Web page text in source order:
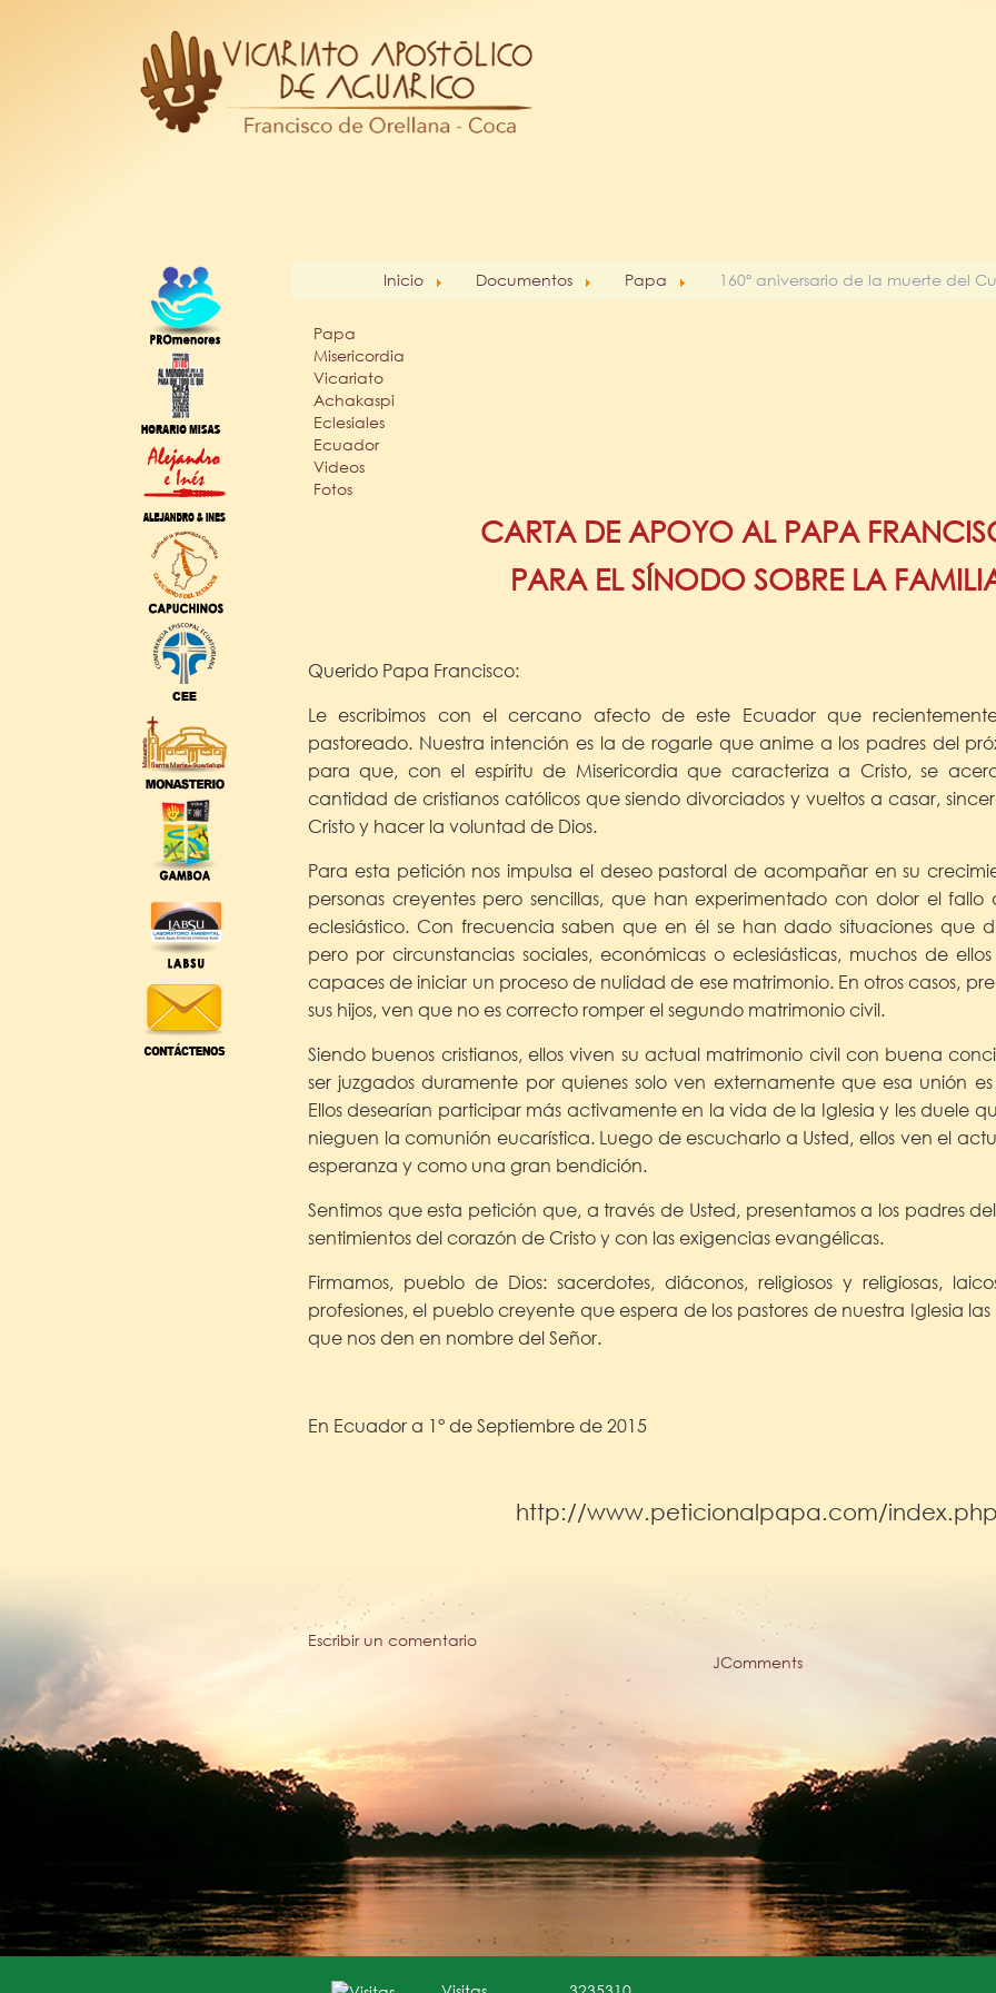
Inicio Documentos Papa 160º aniversario de la muerte del
Papa
Misericordia
Vicariato
Achakaspi
Eclesiales
Ecuador
Videos
Fotos
CARTA DE APOYO AL PAPA
PARA EL SÍNODO SOBRE LA
Querido Papa Francisco:
Le escribimos con el cercano afecto de este Ecuador que
pastoreado. Nuestra intención es la de rogarle que anime a los padres del
para que, con el espíritu de Misericordia que caracteriza a Cristo, se
cantidad de cristianos católicos que siendo divorciados y vueltos a casar,
Cristo y hacer la voluntad de Dios.
Para esta petición nos impulsa el deseo pastoral de acompañar en su
personas creyentes pero sencillas, que han experimentado con dolor el fallo
eclesiástico. Con frecuencia saben que en él se han dado situaciones que
pero por circunstancias sociales, económicas o eclesiásticas, muchos de
capaces de iniciar un proceso de nulidad de ese matrimonio. En otros casos,
sus hijos, ven que no es correcto romper el segundo matrimonio civil.
Siendo buenos cristianos, ellos viven su actual matrimonio civil con buena
ser juzgados duramente por quienes solo ven externamente que esa unión
Ellos desearían participar más activamente en la vida de la Iglesia y les duele
nieguen la comunión eucarística. Luego de escucharlo a Usted, ellos ven el
esperanza y como una gran bendición.
Sentimos que esta petición que, a través de Usted, presentamos a los padres
sentimientos del corazón de Cristo y con las exigencias evangélicas.
Firmamos, pueblo de Dios: sacerdotes, diáconos, religiosos y religiosas,
profesiones, el pueblo creyente que espera de los pastores de nuestra Iglesia
que nos den en nombre del Señor.
En Ecuador a 1° de Septiembre de 2015
http://www.peticionalpapa.com/
Escribir un comentario
JComments